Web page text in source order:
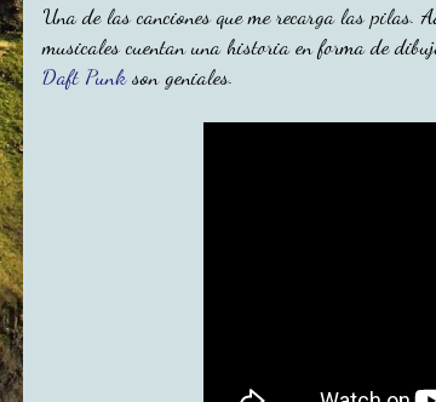
Una de las canciones que me recarga las pilas.
musicales cuentan una historia en forma de
Daft Punkson geniales.